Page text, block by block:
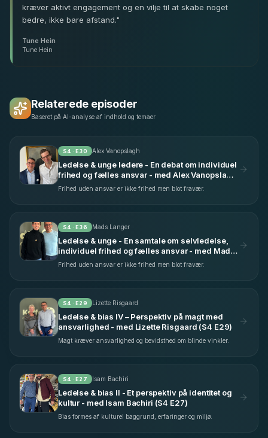
kræver aktivt engagement og en vilje til at skabe noget
bedre, ikke bare afstand."
Tune Hein
Tune Hein
Relaterede episoder
Baseret på AI-analyse af indhold og temaer
S4 · E30 Alex Vanopslagh
Ledelse & unge ledere - En debat om individuel
frihed og fælles ansvar - med Alex Vanopslagh
(S4 E30)
Frihed uden ansvar er ikke frihed men blot fravær.
S4 · E36 Mads Langer
Ledelse & unge - En samtale om selvledelse,
individuel frihed og fælles ansvar - med Mads
Langer (S4 E36)
Frihed uden ansvar er ikke frihed men blot fravær.
S4 · E29 Lizette Risgaard
Ledelse & bias IV – Perspektiv på magt med
ansvarlighed - med Lizette Risgaard (S4 E29)
Magt kræver ansvarlighed og bevidsthed om blinde vinkler.
S4 · E27 Isam Bachiri
Ledelse & bias II - Et perspektiv på identitet og
kultur - med Isam Bachiri (S4 E27)
Bias formes af kulturel baggrund, erfaringer og miljø.